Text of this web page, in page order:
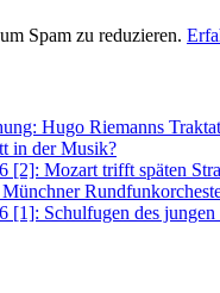
Spam zu reduzieren.
Hugo Riemanns
in der Musik?
[2]: Mozart trifft späten
[1]: Schulfugen des